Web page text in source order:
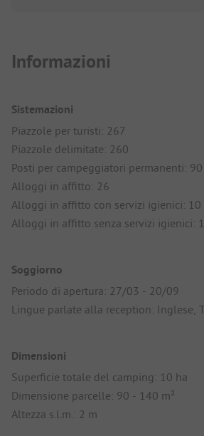
Informazioni
Sistemazioni
Piazzole per turisti: 267
Piazzole delimitate: 260
Posti per campeggiatori permanenti: 90
Alloggi in affitto: 26
Alloggi in affitto con servizi igienici: 10
Alloggi in affitto senza servizi igienici:
Soggiorno
Periodo di apertura: 27/03 - 20/09
Lingue parlate alla reception: Inglese,
Dimensioni
Superficie totale del camping: 10 ha
Dimensione parcelle: 90 - 140 m²
Altezza s.l.m.: 2 m